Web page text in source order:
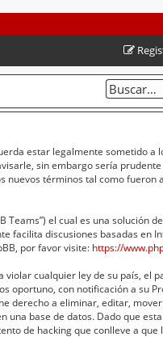
estar legalmente sometido
sin embargo sería
nuevos términos tal como fueron
Teams”) el cual es una solución
facilita discusiones basadas en
por favor visite: https://
cualquier ley de su país, el
oportuno, con notificación a su
derecho a eliminar, editar,
base de datos. Dado que
de hacking que conlleve a que